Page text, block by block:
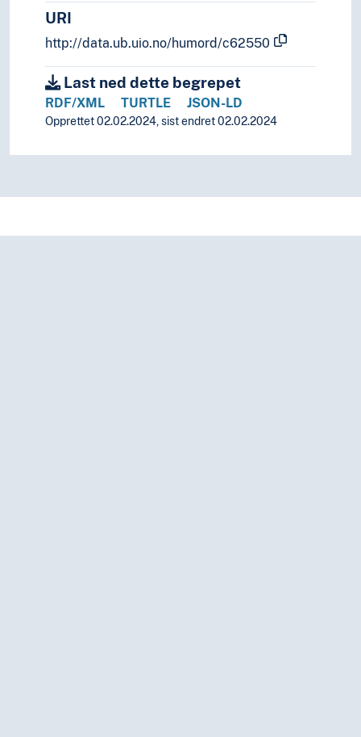
URI
http://data.ub.uio.no/humord/c62550
Last ned dette begrepet
RDF/XML TURTLE JSON-LD
Opprettet 02.02.2024, sist endret 02.02.2024